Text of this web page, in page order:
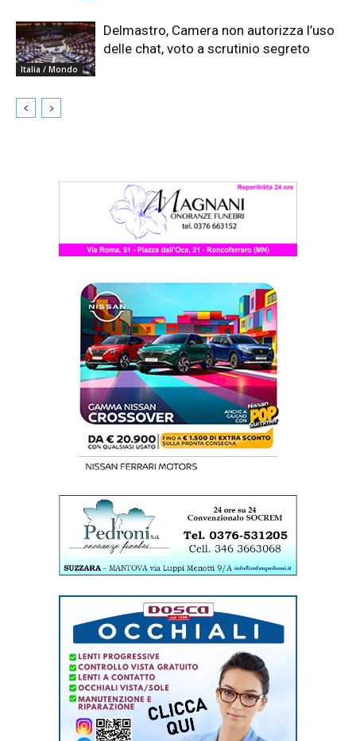
Italia / Mondo
Delmastro, Camera non autorizza l’uso
delle chat, voto a scrutinio segreto